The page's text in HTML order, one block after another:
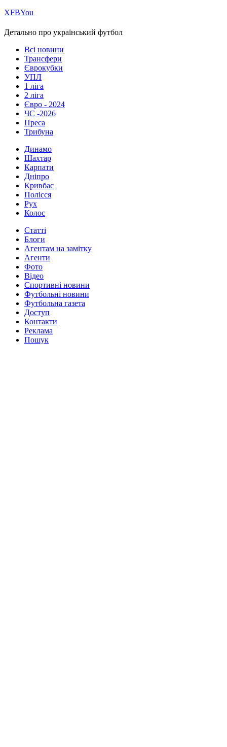
ХFBYou
Детально про український футбол
Всі новини
Трансфери
Єврокубки
УПЛ
1 ліга
2 ліга
Євро - 2024
ЧС -2026
Преса
Трибуна
Динамо
Шахтар
Карпати
Дніпро
Кривбас
Полісся
Рух
Колос
Статті
Блоги
Агентам на замітку
Агенти
Фото
Відео
Спортивні новини
Футбольні новини
Футбольна газета
Доступ
Контакти
Реклама
Пошук